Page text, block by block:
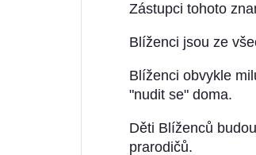
Zástupci tohoto
Blíženci jsou ze
Blíženci obvykle
"nudit se" doma.
Děti Blíženců
prarodičů.